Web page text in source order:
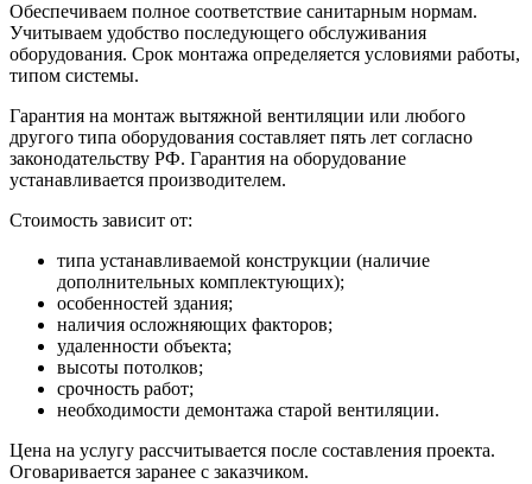
Обеспечиваем полное соответствие санитарным нормам.
Учитываем удобство последующего обслуживания
оборудования. Срок монтажа определяется условиями работы,
типом системы.
Гарантия на монтаж вытяжной вентиляции или любого
другого типа оборудования составляет пять лет согласно
законодательству РФ. Гарантия на оборудование
устанавливается производителем.
Стоимость зависит от:
типа устанавливаемой конструкции (наличие
дополнительных комплектующих);
особенностей здания;
наличия осложняющих факторов;
удаленности объекта;
высоты потолков;
срочность работ;
необходимости демонтажа старой вентиляции.
Цена на услугу рассчитывается после составления проекта.
Оговаривается заранее с заказчиком.